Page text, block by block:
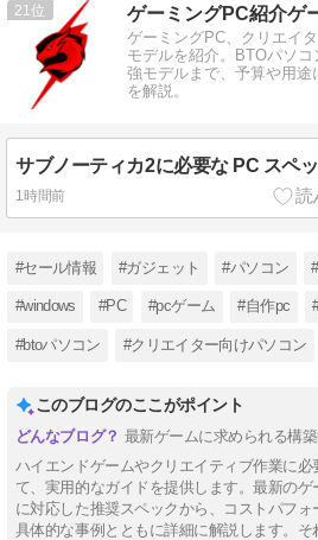
21 ゲーミングPC紹介ゲ
ゲーミングPC、クリエイ
モデルを紹介。BTOパソ
強モデルまで、予算や用
を解説。
1時間前
#セール情報 #ガジェット #パソコン
#windows #PC #pcゲーム #自作pc
#btoパソコン #クリエイター向けパソコン
このブログのここがポイント
最新ゲームに求められる構
ハイエンドゲームやクリエイティブ作業に
て、実用的なガイドを提供します。最新の
に対応した推奨スペックから、コストパフォ
具体的な事例とともに詳細に解説します。